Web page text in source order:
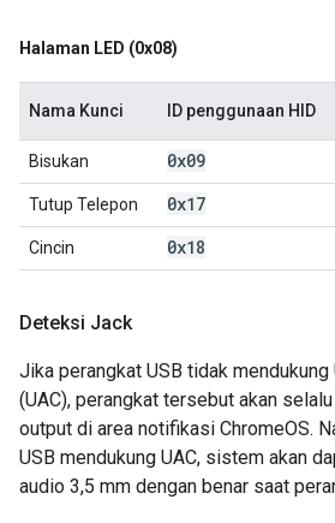
Halaman LED (0x08)
Nama Kunci ID penggunaan HID
Bisukan 0x09
Tutup Telepon 0x17
Cincin 0x18
Deteksi Jack
Jika perangkat USB tidak mendukung
(UAC), perangkat tersebut akan
output di area notifikasi ChromeOS.
USB mendukung UAC, sistem akan
audio 3,5 mm dengan benar saat